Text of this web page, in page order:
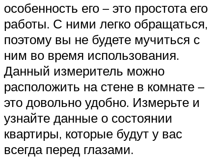
особенность его – это простота его
работы. С ними легко обращаться,
поэтому вы не будете мучиться с
ним во время использования.
Данный измеритель можно
расположить на стене в комнате –
это довольно удобно. Измерьте и
узнайте данные о состоянии
квартиры, которые будут у вас
всегда перед глазами.